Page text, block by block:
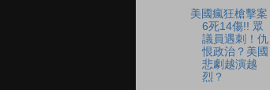
美國瘋狂槍擊案
6死14傷!! 眾
議員遇刺！仇
恨政治？美國
悲劇越演越
烈？